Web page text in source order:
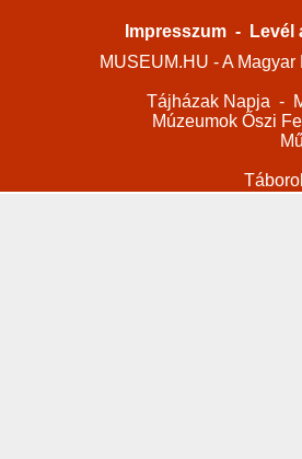
Impresszum -
Levél
MUSEUM.HU - A
Tájházak Napja -
Múzeumok Őszi